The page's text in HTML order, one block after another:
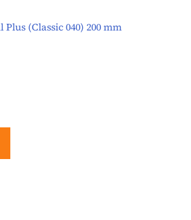
(Classic 040) 200 mm